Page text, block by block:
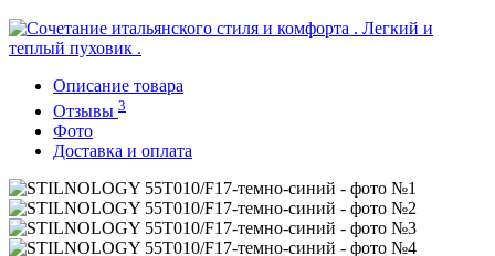
Описание товара
Отзывы 3
Фото
Доставка и оплата